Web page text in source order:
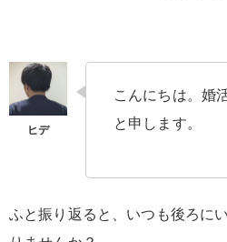
こんにちは。婚
と申します。
ふと振り返ると、いつも後ろに